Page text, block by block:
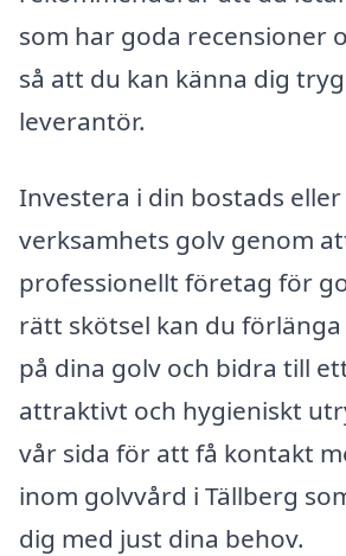
som har goda recensioner
så att du kan känna dig
leverantör.
Investera i din bostads
verksamhets golv genom
professionellt företag för
rätt skötsel kan du
på dina golv och bidra till
attraktivt och hygieniskt
vår sida för att få kontakt
inom golvvård i Tällberg
dig med just dina behov.